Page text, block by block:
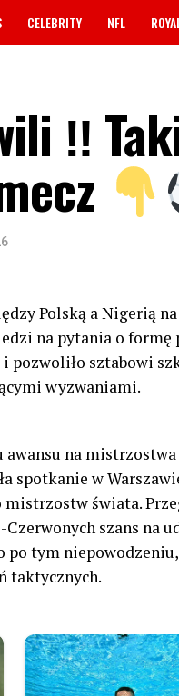
CELEBRITY NFL
‼
Polską a Nigerią
na pytania o formę
pozwoliło sztabowi
wyzwaniami.
awansu na
spotkanie w
świata.
szans na
po tym
taktycznych.